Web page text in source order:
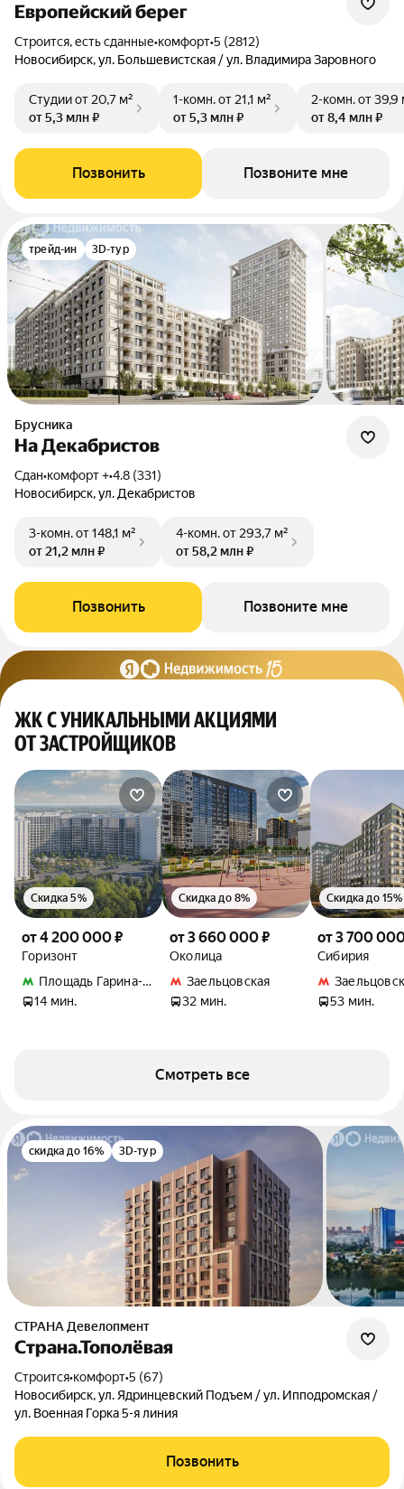
Европейский берег
Строится, есть сданные•комфорт•5 (2812)
Новосибирск, ул. Большевистская / ул. Владимира Заровного
Студииот 20,7 м²
от 5,3 млн ₽
1-комн.от 21,1 м²
от 5,3 млн ₽
2-комн.от 39,9
от 8,4 млн ₽
Позвонить Позвоните мне
трейд-ин 3D-тур
Брусника
На Декабристов
Сдан•комфорт +•4.8 (331)
Новосибирск, ул. Декабристов
3-комн.от 148,1 м²
от 21,2 млн ₽
4-комн.от 293,7 м²
от 58,2 млн ₽
Позвонить Позвоните мне
ЖК С УНИКАЛЬНЫМИ АКЦИЯМИ
ОТ ЗАСТРОЙЩИКОВ
от 4 200 000 ₽
Горизонт
Площадь Гарина-Михайловского
14 мин.
Скидка 5%
от 3 660 000 ₽
Околица
Заельцовская
32 мин.
Скидка до 8%
от 3 700
Сибирия
53 мин.
Скидка до 15%
Смотреть все
скидка до 16% 3D-тур
СТРАНА Девелопмент
Страна.Тополёвая
Строится•комфорт•5 (67)
Новосибирск, ул. Ядринцевский Подъем / ул. Ипподромская /
ул. Военная Горка 5-я линия
Позвонить